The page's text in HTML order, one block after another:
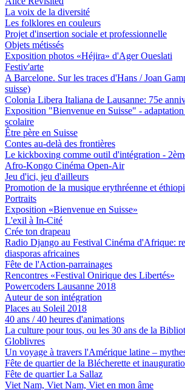
La voix de la diversité
Les folklores en couleurs
Projet d'insertion sociale et professionnelle
Objets métissés
Exposition photos «Héjira» d'Ager Oueslati
Festiv'arte
A Barcelone. Sur les traces d'Hans / Joan
suisse)
Colonia Libera Italiana de Lausanne: 75e
Exposition "Bienvenue en Suisse" -
scolaire
Être père en Suisse
Contes au-delà des frontières
Le kickboxing comme outil d'intégration -
Afro-Kongo Cinéma Open-Air
Jeu d'ici, jeu d'ailleurs
Promotion de la musique erythréenne et
Portraits
Exposition «Bienvenue en Suisse»
L'exil à In-Cité
Crée ton drapeau
Radio Django au Festival Cinéma d'Afrique:
diasporas africaines
Fête de l'Action-parrainages
Rencontres «Festival Onirique des Libertés»
Powercoders Lausanne 2018
Auteur de son intégration
Places au Soleil 2018
40 ans / 40 heures d'animations
La culture pour tous, ou les 30 ans de la
Globlivres
Un voyage à travers l'Amérique latine –
Fête de quartier de la Blécherette et
Fête de quartier La Sallaz
Viet Nam, Viet Nam, Viet en mon âme